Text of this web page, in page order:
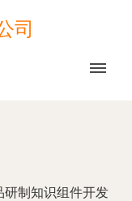
司
研制知识组件开发